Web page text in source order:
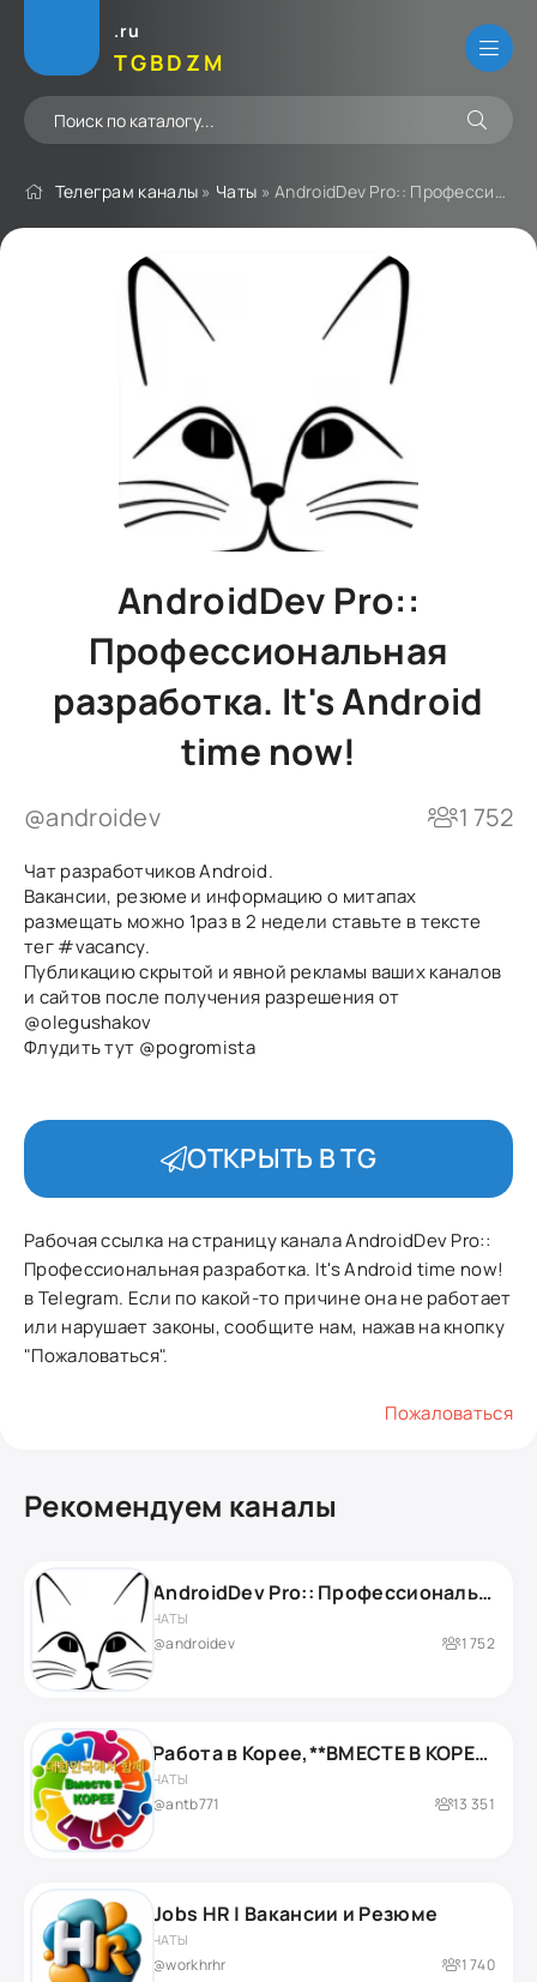
.ru
TGBDZM
Телеграм каналы » Чаты » AndroidDev Pro:: Профессиональная разработка. It's Android time now!
AndroidDev Pro::
Профессиональная
разработка. It's Android
time now!
@androidev 1 752
Чат разработчиков Android.
Вакансии, резюме и информацию о митапах
размещать можно 1раз в 2 недели ставьте в тексте
тег #vacancy.
Публикацию скрытой и явной рекламы ваших каналов
и сайтов после получения разрешения от
@olegushakov
Флудить тут @pogromista
ОТКРЫТЬ В TG
Рабочая ссылка на страницу канала AndroidDev Pro::
Профессиональная разработка. It's Android time now!
в Telegram. Если по какой-то причине она не работает
или нарушает законы, сообщите нам, нажав на кнопку
"Пожаловаться".
Пожаловаться
Рекомендуем каналы
AndroidDev Pro:: Профессиональная разработка. It's Android time now!
ЧАТЫ
@androidev 1 752
Работа в Корее,**ВМЕСТЕ В КОРЕЕ** Вакансии и услуги. Объявления по теме G-1;K-ETA ТОЛЬКО С РАЗРЕШЕНИЯ АДМИНА.
ЧАТЫ
@antb771 13 351
Jobs HR | Вакансии и Резюме
ЧАТЫ
@workhrhr 1 740